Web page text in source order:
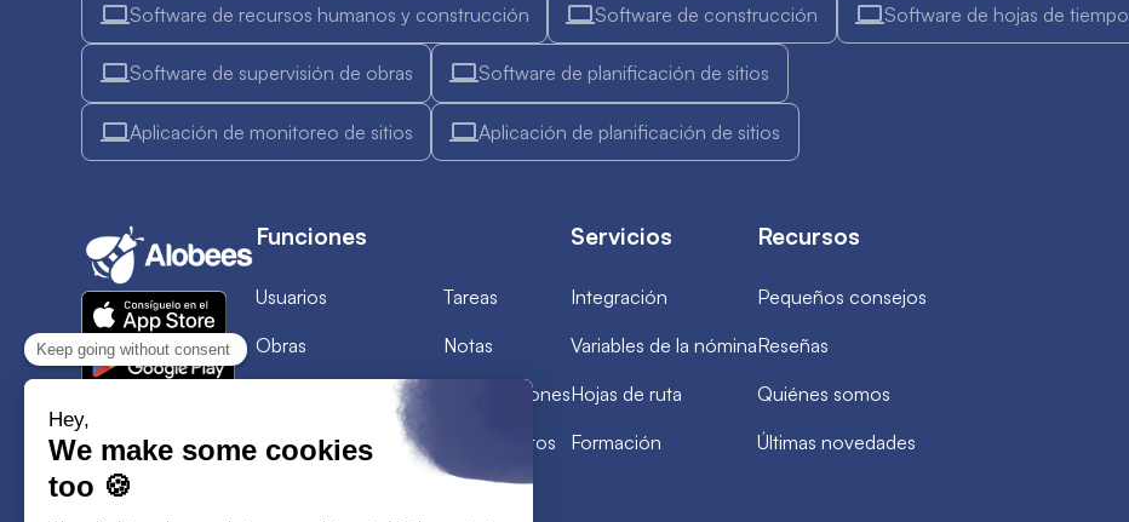
Software de recursos humanos y construcción Software de construcción Software de hojas de tiempo
Software de supervisión de obras Software de planificación de sitios
Aplicación de monitoreo de sitios Aplicación de planificación de sitios
Funciones
Usuarios
Obras
Hojas de horas
Tareas
Notas
Intervenciones
Documentos
Servicios
Integración
Variables de la nómina
Hojas de ruta
Formación
Recursos
Pequeños consejos
Reseñas
Quiénes somos
Últimas novedades